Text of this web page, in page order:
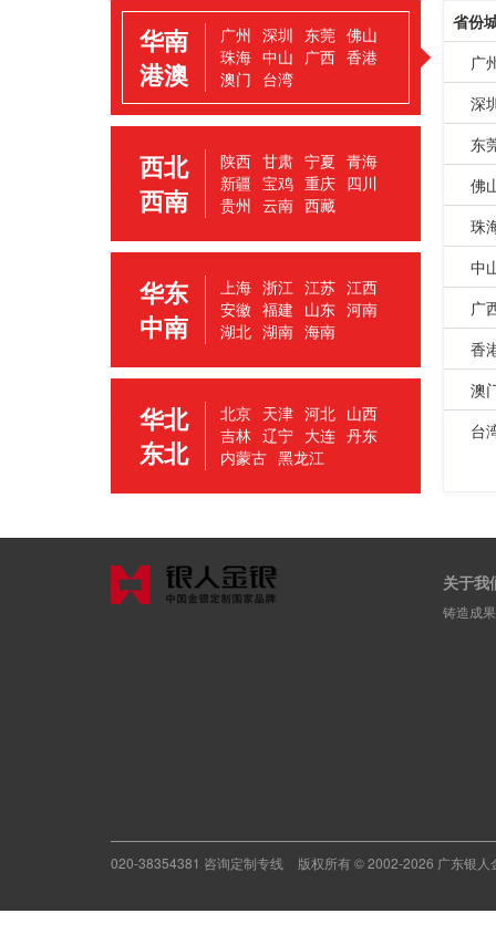
华南
港澳
广州 深圳 东莞 佛山
珠海 中山 广西 香港
澳门 台湾
西北
西南
陕西 甘肃 宁夏 青海
新疆 宝鸡 重庆 四川
贵州 云南 西藏
华东
中南
上海 浙江 江苏 江西
安徽 福建 山东 河南
湖北 湖南 海南
华北
东北
北京 天津 河北 山西
吉林 辽宁 大连 丹东
内蒙古 黑龙江
省份
广
深
东
佛
珠
中
广
香
澳
台
关于我
铸造成
020-38354381 咨询定制专线 版权所有 © 2002-2026 广东银人